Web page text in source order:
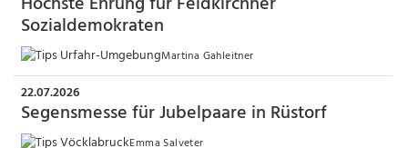
Sozialdemokraten
Martina Gahleitner
22.07.2026
Segensmesse für Jubelpaare in Rüstorf
Emma Salveter